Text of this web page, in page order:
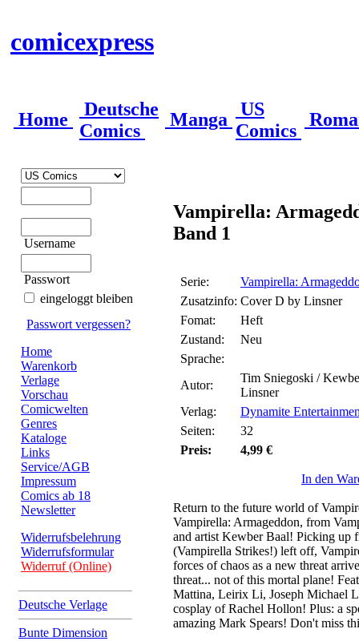
comicexpress
Home
Deutsche
Comics
Manga
US
Comics
Username
Passwort
eingeloggt bleiben
Passwort vergessen?
Home
Warenkorb
Verlage
Vorschau
Comicwelten
Genres
Kataloge
Links
Service/AGB
Impressum
Comics ab 18
Newsletter
Widerrufsbelehrung
Widerrufsformular
Widerruf (Online)
Deutsche Verlage
Bunte Dimension
Vampirella:
Band 1
Serie:
Vampirella:
Zusatzinfo: Cover D by Linsner
Fomat:
Heft
Zustand:
Neu
Sprache:
Autor:
Tim Sniegoski /
Linsner
Verlag:
Dynamite
Seiten:
32
Preis:
4,99 €
In den
Return to the future world of
Vampirella: Armageddon, from
and artist Kewber Baal! Picking up
(Vampirella Strikes!) left off,
forces of chaos as a new threat
threat... not of this mortal plane!
Mattina, Leirix Li, Joseph Michael
cosplay of Rachel Hollon! Plus: a
amazing Mark Spears! Don't miss